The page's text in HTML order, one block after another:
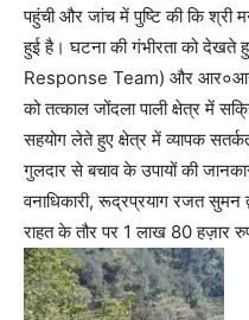
पहुंची और जांच में पुष्टि की कि श्री
हुई है। घटना की गंभीरता को
Response Team) और
को तत्काल जोंदला पाली क्षेत्र में
सहयोग लेते हुए क्षेत्र में व्यापक
गुलदार से बचाव के उपायों की
वनाधिकारी, रूद्रप्रयाग रजत सुमन
राहत के तौर पर 1 लाख 80 हज़ार